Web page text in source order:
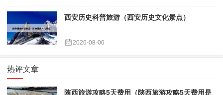
西安历史科普旅游（西安历史文化景点）
2026-08-06
热评文章
陕西旅游攻略5天费用（陕西旅游攻略5天费用是